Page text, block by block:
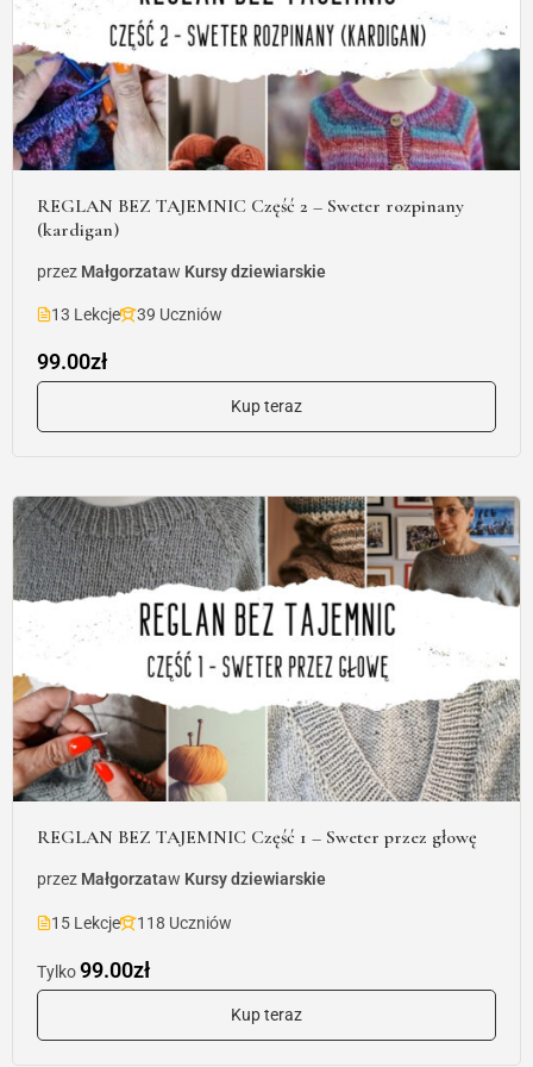
REGLAN BEZ TAJEMNIC Część 2 – Sweter rozpinany
(kardigan)
przez Małgorzataw Kursy dziewiarskie
13 Lekcje 39 Uczniów
99.00zł
Kup teraz
REGLAN BEZ TAJEMNIC Część 1 – Sweter przez głowę
przez Małgorzataw Kursy dziewiarskie
15 Lekcje 118 Uczniów
Tylko99.00zł
Kup teraz